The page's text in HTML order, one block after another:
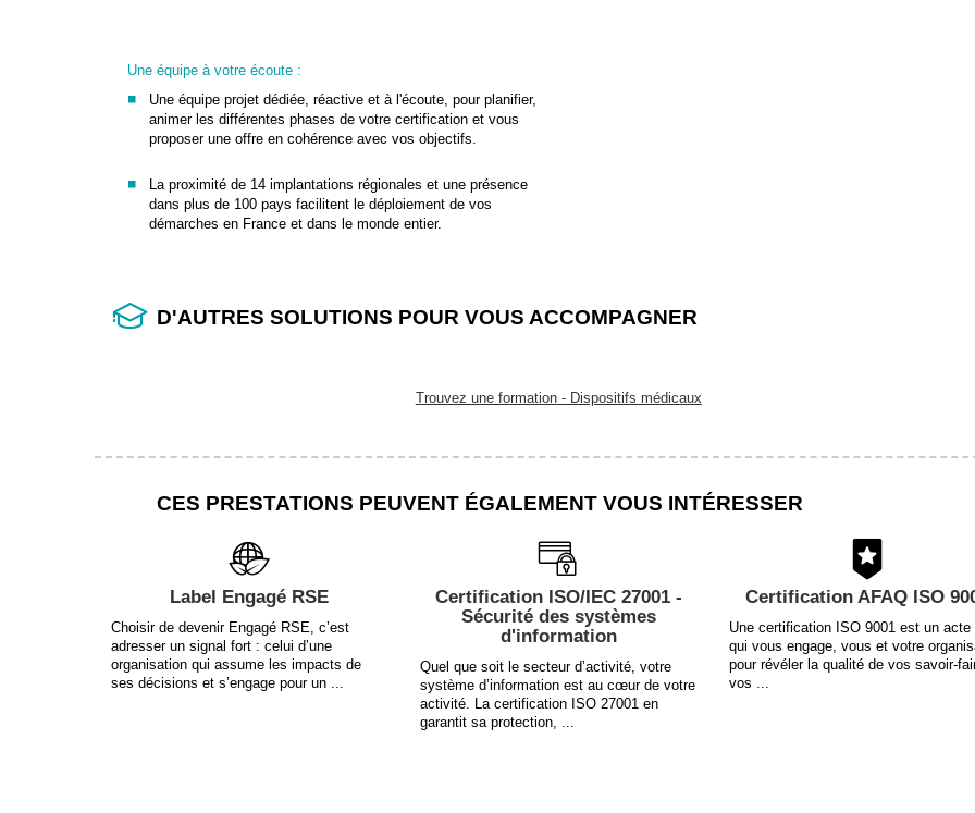
Une équipe à votre écoute :
Une équipe projet dédiée, réactive et à l'écoute, pour planifier,
animer les différentes phases de votre certification et vous
proposer une offre en cohérence avec vos objectifs.
La proximité de 14 implantations régionales et une présence
dans plus de 100 pays facilitent le déploiement de vos
démarches en France et dans le monde entier.
D'AUTRES SOLUTIONS POUR VOUS ACCOMPAGNER
Trouvez une formation - Dispositifs médicaux
CES PRESTATIONS PEUVENT ÉGALEMENT VOUS INTÉRESSER
Label Engagé RSE
Choisir de devenir Engagé RSE, c’est
adresser un signal fort : celui d’une
organisation qui assume les impacts de
ses décisions et s’engage pour un ...
Certification ISO/IEC 27001 -
Sécurité des systèmes
d'information
Quel que soit le secteur d’activité, votre
système d’information est au cœur de votre
activité. La certification ISO 27001 en
garantit sa protection, ...
Certification AFAQ ISO
Une certification ISO 9001 est un acte
qui vous engage, vous et votre
pour révéler la qualité de vos savoir-
vos ...